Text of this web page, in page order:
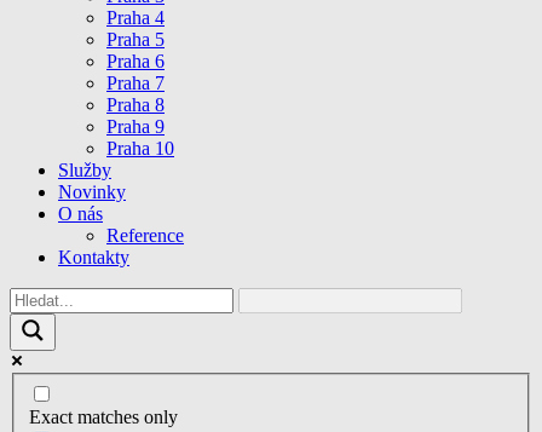
Praha 4
Praha 5
Praha 6
Praha 7
Praha 8
Praha 9
Praha 10
Služby
Novinky
O nás
Reference
Kontakty
Exact matches only